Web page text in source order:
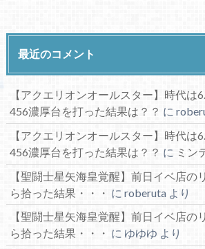
最近のコメント
【アクエリオンオールスター】時代は
456濃厚台を打った結果は？？ に
【アクエリオンオールスター】時代は
456濃厚台を打った結果は？？ に ミン
【聖闘士星矢海皇覚醒】前日イベ店の
ら拾った結果・・・ に roberutaより
【聖闘士星矢海皇覚醒】前日イベ店の
ら拾った結果・・・ に ゆゆゆ より